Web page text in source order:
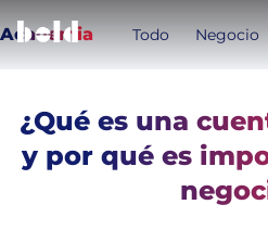
Academia Todo Negocio
¿Qué es una
y por qué es
cuenta digital cuenta de banco
Ahorro